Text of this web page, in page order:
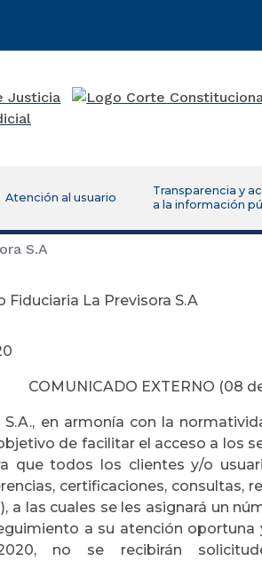
Atención al usuario
Transparencia y
a la información
S.A
La Previsora S.A
COMUNICADO EXTERNO (08
S.A., en armonía con la
de facilitar el acceso a los
que todos los clientes y/o
certificaciones, consultas,
a las cuales se les asignará un
a su atención oportuna
no se recibirán